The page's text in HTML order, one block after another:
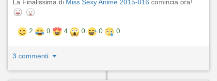
La Finalissima di Miss Sexy Anime 2015-016 comincia ora!
2 0 4 0 0 0
3 commenti